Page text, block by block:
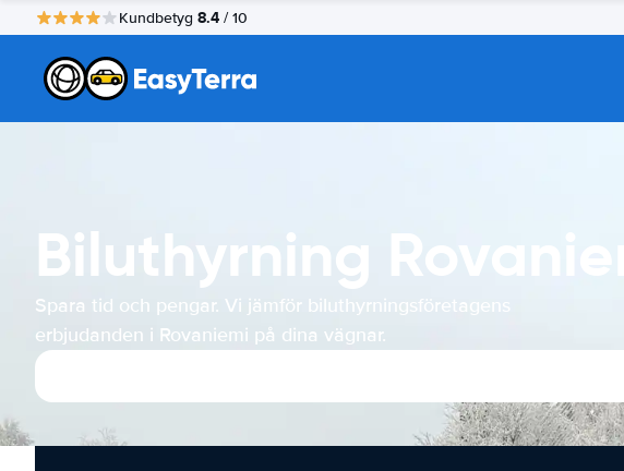
Kundbetyg 8.4 / 10
Biluthyrning
Spara tid och pengar. Vi jämför biluthyrningsföretagens
erbjudanden i Rovaniemi på dina vägnar.